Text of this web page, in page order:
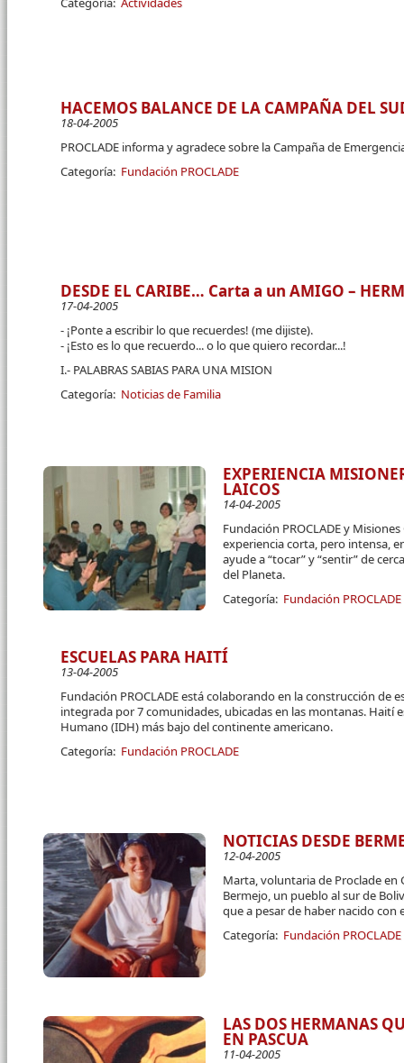
HACEMOS BALANCE DE LA CAMPAÑA DEL
18-04-2005
PROCLADE informa y agradece sobre la Campaña de
Categoría: Fundación PROCLADE
DESDE EL CARIBE… Carta a un AMIGO –
17-04-2005
- ¡Ponte a escribir lo que recuerdes! (me dijiste).
- ¡Esto es lo que recuerdo... o lo que quiero recordar...!
I.- PALABRAS SABIAS PARA UNA MISION
Categoría: Noticias de Familia
EXPERIENCIA
LAICOS
14-04-2005
Fundación PROCLADE y
experiencia corta, pero intensa,
ayude a “tocar” y “sentir” de
del Planeta.
Categoría: Fundación PROCLADE
ESCUELAS PARA HAITÍ
13-04-2005
Fundación PROCLADE está colaborando en la construcción de
integrada por 7 comunidades, ubicadas en las montanas. Haití
Humano (IDH) más bajo del continente americano.
Categoría: Fundación PROCLADE
NOTICIAS DESDE
12-04-2005
Marta, voluntaria de Proclade en
Bermejo, un pueblo al sur de
que a pesar de haber nacido
Categoría: Fundación PROCLADE
LAS DOS HERMANAS
EN PASCUA
11-04-2005